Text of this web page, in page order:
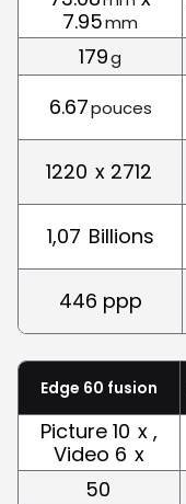
7.95mm
179g
6.67pouces
1220 x 2712
1,07 Billions
446 ppp
Edge 60 fusion
Picture 10 x ,
Video 6 x
50